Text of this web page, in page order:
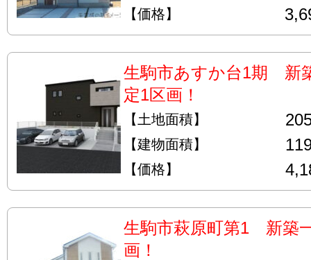
【価格】
生駒市あすか台1期 新
定1区画！
【土地面積】
【建物面積】
【価格】
生駒市萩原町第1 新築
画！